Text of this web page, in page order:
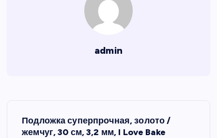
admin
Подложка суперпрочная, золото /
жемчуг, 30 см, 3,2 мм, I Love Bake